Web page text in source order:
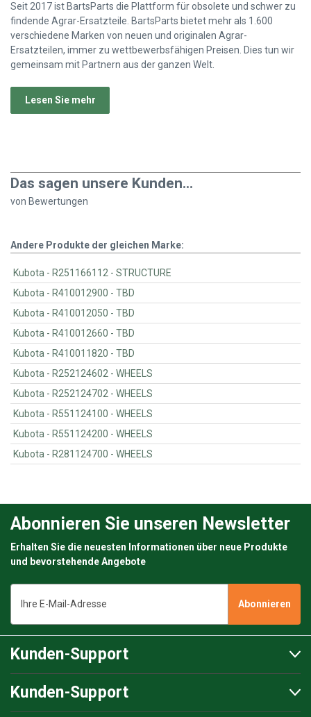
Seit 2017 ist BartsParts die Plattform für obsolete und schwer zu
findende Agrar-Ersatzteile. BartsParts bietet mehr als 1.600
verschiedene Marken von neuen und originalen Agrar-
Ersatzteilen, immer zu wettbewerbsfähigen Preisen. Dies tun wir
gemeinsam mit Partnern aus der ganzen Welt.
Lesen Sie mehr
Das sagen unsere Kunden...
von Bewertungen
Andere Produkte der gleichen Marke:
Kubota - R251166112 - STRUCTURE
Kubota - R410012900 - TBD
Kubota - R410012050 - TBD
Kubota - R410012660 - TBD
Kubota - R410011820 - TBD
Kubota - R252124602 - WHEELS
Kubota - R252124702 - WHEELS
Kubota - R551124100 - WHEELS
Kubota - R551124200 - WHEELS
Kubota - R281124700 - WHEELS
Abonnieren Sie unseren Newsletter
Erhalten Sie die neuesten Informationen über neue Produkte
und bevorstehende Angebote
Mail-
Kunden-Support
Kunden-Support